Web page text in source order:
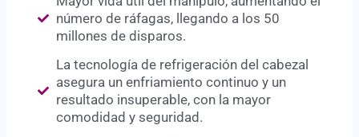
número de ráfagas, llegando a los 50
millones de disparos.
La tecnología de refrigeración del cabezal
asegura un enfriamiento continuo y un
resultado insuperable, con la mayor
comodidad y seguridad.